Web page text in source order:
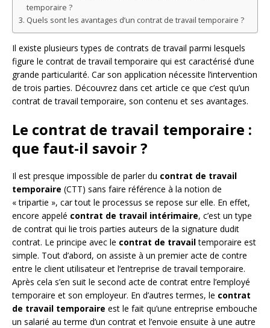
temporaire ?
Quels sont les avantages d’un contrat de travail temporaire ?
Il existe plusieurs types de contrats de travail parmi lesquels
figure le contrat de travail temporaire qui est caractérisé d’une
grande particularité. Car son application nécessite l’intervention
de trois parties. Découvrez dans cet article ce que c’est qu’un
contrat de travail temporaire, son contenu et ses avantages.
Le contrat de travail temporaire :
que faut-il savoir ?
Il est presque impossible de parler du contrat de travail
temporaire (CTT) sans faire référence à la notion de
« tripartie », car tout le processus se repose sur elle. En effet,
encore appelé contrat de travail intérimaire, c’est un type
de contrat qui lie trois parties auteurs de la signature dudit
contrat. Le principe avec le contrat de travailtemporaire est
simple. Tout d’abord, on assiste à un premier acte de contre
entre le client utilisateur et l’entreprise de travail temporaire.
Après cela s’en suit le second acte de contrat entre l’employé
temporaire et son employeur. En d’autres termes, le contrat
de travail temporaire est le fait qu’une entreprise embouche
un salarié au terme d’un contrat et l’envoie ensuite à une autre